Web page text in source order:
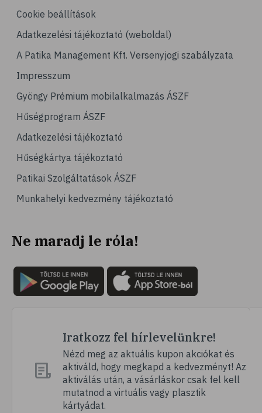
Cookie beállítások
Adatkezelési tájékoztató (weboldal)
A Patika Management Kft. Versenyjogi szabályzata
Impresszum
Gyöngy Prémium mobilalkalmazás ÁSZF
Hűségprogram ÁSZF
Adatkezelési tájékoztató
Hűségkártya tájékoztató
Patikai Szolgáltatások ÁSZF
Munkahelyi kedvezmény tájékoztató
Ne maradj le róla!
Iratkozz fel hírlevelünkre!
Nézd meg az aktuális kupon akciókat és
aktiváld, hogy megkapd a kedvezményt! Az
aktiválás után, a vásárláskor csak fel kell
mutatnod a virtuális vagy plasztik
kártyádat.